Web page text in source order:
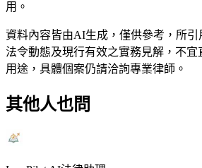
用。
資料內容皆由AI生成，僅供參考，所
法令動態及現行有效之實務見解，不
用途，具體個案仍請洽詢專業律師。
其他人也問